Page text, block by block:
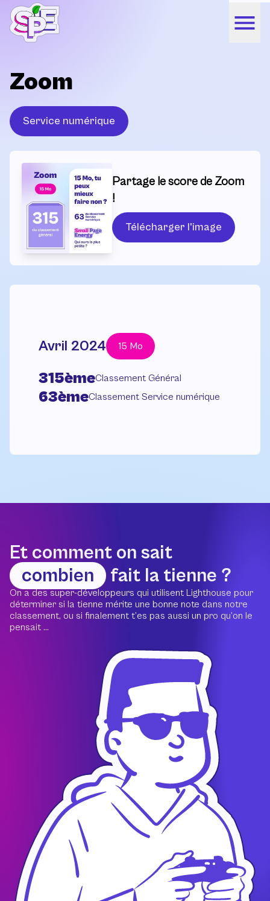
Zoom
Service numérique
Partage le score de Zoom
!
Télécharger l'image
Avril 2024 15 Mo
315èmeClassement Général
63èmeClassement Service numérique
Et comment on sait
combien
fait la tienne ?
On a des super-développeurs qui utilisent Lighthouse pour
déterminer si la tienne mérite une bonne note dans notre
classement, ou si finalement t’es pas aussi un pro qu’on le
pensait ...